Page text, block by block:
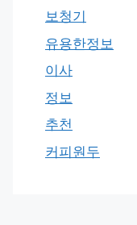
보청기
유용한정보
이사
정보
추천
커피원두